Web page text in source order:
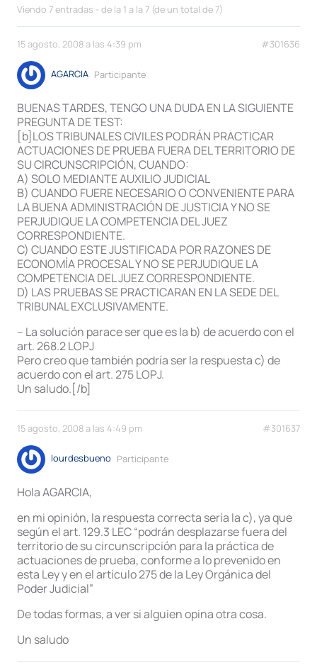
Viendo 7 entradas - de la 1 a la 7 (de un total de 7)
15 agosto, 2008 a las 4:39 pm #301636
AGARCIA Participante
BUENAS TARDES, TENGO UNA DUDA EN LA SIGUIENTE
PREGUNTA DE TEST:
[b]LOS TRIBUNALES CIVILES PODRÁN PRACTICAR
ACTUACIONES DE PRUEBA FUERA DEL TERRITORIO DE
SU CIRCUNSCRIPCIÓN, CUANDO:
A) SOLO MEDIANTE AUXILIO JUDICIAL
B) CUANDO FUERE NECESARIO O CONVENIENTE PARA
LA BUENA ADMINISTRACIÓN DE JUSTICIA Y NO SE
PERJUDIQUE LA COMPETENCIA DEL JUEZ
CORRESPONDIENTE.
C) CUANDO ESTE JUSTIFICADA POR RAZONES DE
ECONOMÍA PROCESAL Y NO SE PERJUDIQUE LA
COMPETENCIA DEL JUEZ CORRESPONDIENTE.
D) LAS PRUEBAS SE PRACTICARAN EN LA SEDE DEL
TRIBUNAL EXCLUSIVAMENTE.
– La solución parace ser que es la b) de acuerdo con el
art. 268.2 LOPJ
Pero creo que también podría ser la respuesta c) de
acuerdo con el art. 275 LOPJ.
Un saludo.[/b]
15 agosto, 2008 a las 4:49 pm #301637
lourdesbueno Participante
Hola AGARCIA,
en mi opinión, la respuesta correcta sería la c), ya que
según el art. 129.3 LEC “podrán desplazarse fuera del
territorio de su circunscripción para la práctica de
actuaciones de prueba, conforme a lo prevenido en
esta Ley y en el artículo 275 de la Ley Orgánica del
Poder Judicial”
De todas formas, a ver si alguien opina otra cosa.
Un saludo